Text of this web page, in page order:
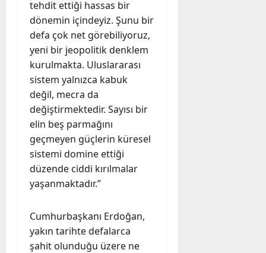
tehdit ettiği hassas bir
dönemin içindeyiz. Şunu bir
defa çok net görebiliyoruz,
yeni bir jeopolitik denklem
kurulmakta. Uluslararası
sistem yalnızca kabuk
değil, mecra da
değiştirmektedir. Sayısı bir
elin beş parmağını
geçmeyen güçlerin küresel
sistemi domine ettiği
düzende ciddi kırılmalar
yaşanmaktadır.”
Cumhurbaşkanı Erdoğan,
yakın tarihte defalarca
şahit olunduğu üzere ne